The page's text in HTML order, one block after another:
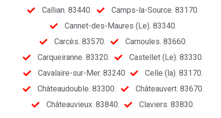
Callian. 83440.
Camps-la-Source. 83170.
Cannet-des-Maures (Le). 83340.
Carcès. 83570.
Carnoules. 83660.
Carqueiranne. 83320.
Castellet (Le). 83330.
Cavalaire-sur-Mer. 83240
Celle (la). 83170.
Châteaudouble. 83300.
Châteauvert. 83670.
Châteauvieux. 83840.
Claviers. 83830.